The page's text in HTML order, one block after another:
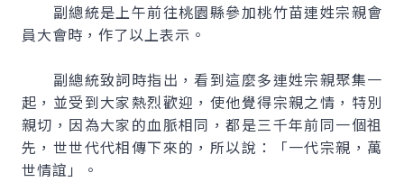
副總統是上午前往桃園縣參加桃竹苗連姓宗親會
員大會時，作了以上表示。
副總統致詞時指出，看到這麼多連姓宗親聚集一
起，並受到大家熱烈歡迎，使他覺得宗親之情，特別
親切，因為大家的血脈相同，都是三千年前同一個祖
先，世世代代相傳下來的，所以說：「一代宗親，萬
世情誼」。